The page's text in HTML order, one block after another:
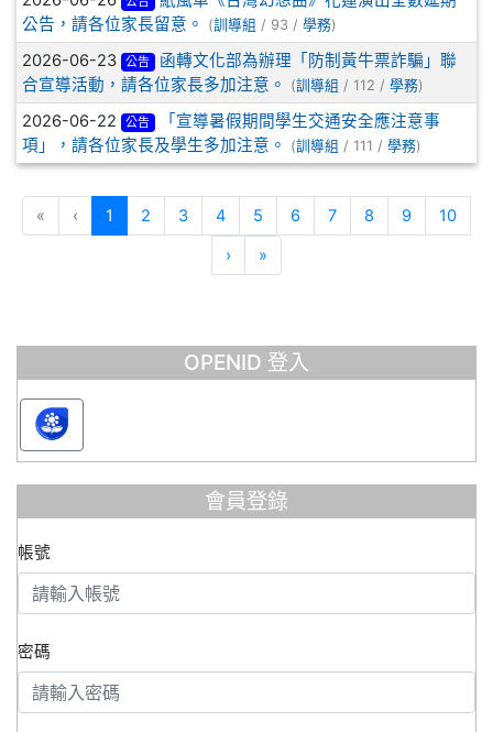
公告，請各位家長留意。
(訓導組 / 93 / 學務)
2026-06-23 公告
函轉文化部為辦理「防制黃牛票詐騙」聯
合宣導活動，請各位家長多加注意。
(訓導組 / 112 / 學務)
2026-06-22 公告
「宣導暑假期間學生交通安全應注意事
項」，請各位家長及學生多加注意。
(訓導組 / 111 / 學務)
« ‹ 1 (目前頁次)
2 3 4 5 6 7 8 9
10
›下一頁
»最後頁
OPENID 登入
會員登錄
帳號
密碼